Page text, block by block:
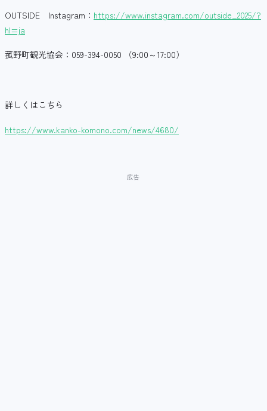
OUTSIDE Instagram： https://www.instagram.com/outside_2025/?
hl=ja
菰野町観光協会：059-394-0050 （9:00～17:00）
詳しくはこちら
https://www.kanko-komono.com/news/4680/